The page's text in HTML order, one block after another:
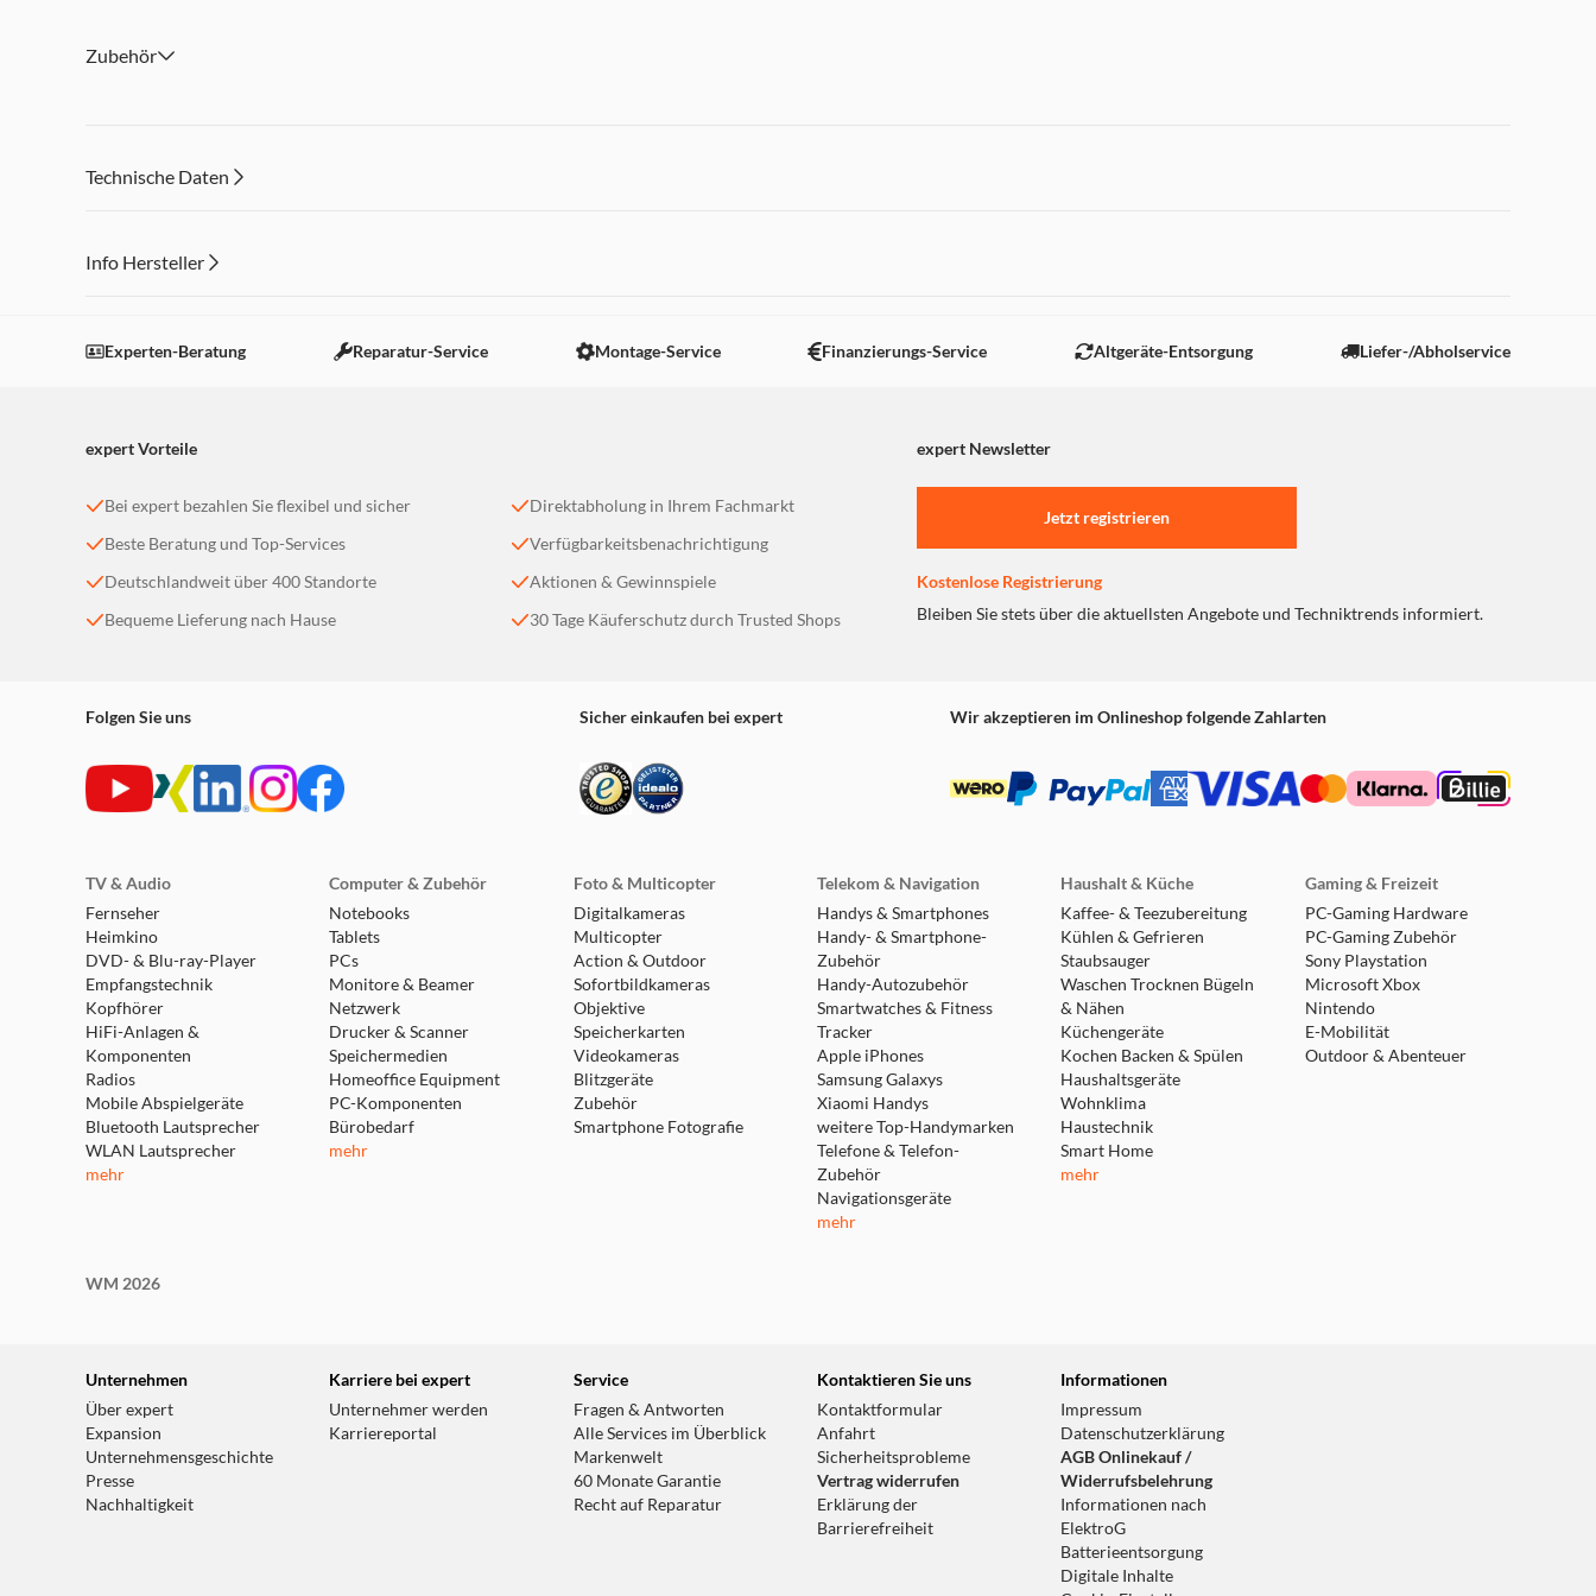
Zubehör
Technische Daten
Info Hersteller
Einstellungen anpassen
Experten-Beratung Reparatur-Service Montage-Service Finanzierungs-Service Altgeräte-Entsorgung Liefer-/Abholservice
expert Vorteile expert Newsletter
Bei expert bezahlen Sie flexibel und sicher
Beste Beratung und Top-Services
Deutschlandweit über 400 Standorte
Bequeme Lieferung nach Hause
Direktabholung in Ihrem Fachmarkt
Verfügbarkeitsbenachrichtigung
Aktionen & Gewinnspiele
30 Tage Käuferschutz durch Trusted Shops
Jetzt registrieren
Kostenlose Registrierung
Bleiben Sie stets über die aktuellsten Angebote und Techniktrends informiert.
Folgen Sie uns Sicher einkaufen bei expert Wir akzeptieren im Onlineshop folgende Zahlarten
TV & Audio
Fernseher
Heimkino
DVD- & Blu-ray-Player
Empfangstechnik
Kopfhörer
HiFi-Anlagen &
Komponenten
Radios
Mobile Abspielgeräte
Bluetooth Lautsprecher
WLAN Lautsprecher
mehr
Computer & Zubehör
Notebooks
Tablets
PCs
Monitore & Beamer
Netzwerk
Drucker & Scanner
Speichermedien
Homeoffice Equipment
PC-Komponenten
Bürobedarf
mehr
Foto & Multicopter
Digitalkameras
Multicopter
Action & Outdoor
Sofortbildkameras
Objektive
Speicherkarten
Videokameras
Blitzgeräte
Zubehör
Smartphone Fotografie
Telekom & Navigation
Handys & Smartphones
Handy- & Smartphone-
Zubehör
Handy-Autozubehör
Smartwatches & Fitness
Tracker
Apple iPhones
Samsung Galaxys
Xiaomi Handys
weitere Top-Handymarken
Telefone & Telefon-
Zubehör
Navigationsgeräte
mehr
Haushalt & Küche
Kaffee- & Teezubereitung
Kühlen & Gefrieren
Staubsauger
Waschen Trocknen Bügeln
& Nähen
Küchengeräte
Kochen Backen & Spülen
Haushaltsgeräte
Wohnklima
Haustechnik
Smart Home
mehr
Gaming & Freizeit
PC-Gaming Hardware
PC-Gaming Zubehör
Sony Playstation
Microsoft Xbox
Nintendo
E-Mobilität
Outdoor & Abenteuer
WM 2026
Unternehmen
Über expert
Expansion
Unternehmensgeschichte
Presse
Nachhaltigkeit
Karriere bei expert
Unternehmer werden
Karriereportal
Service
Fragen & Antworten
Alle Services im Überblick
Markenwelt
60 Monate Garantie
Recht auf Reparatur
Kontaktieren Sie uns
Kontaktformular
Anfahrt
Sicherheitsprobleme
Vertrag widerrufen
Erklärung der
Barrierefreiheit
Informationen
Impressum
Datenschutzerklärung
AGB Onlinekauf /
Widerrufsbelehrung
Informationen nach
ElektroG
Batterieentsorgung
Digitale Inhalte